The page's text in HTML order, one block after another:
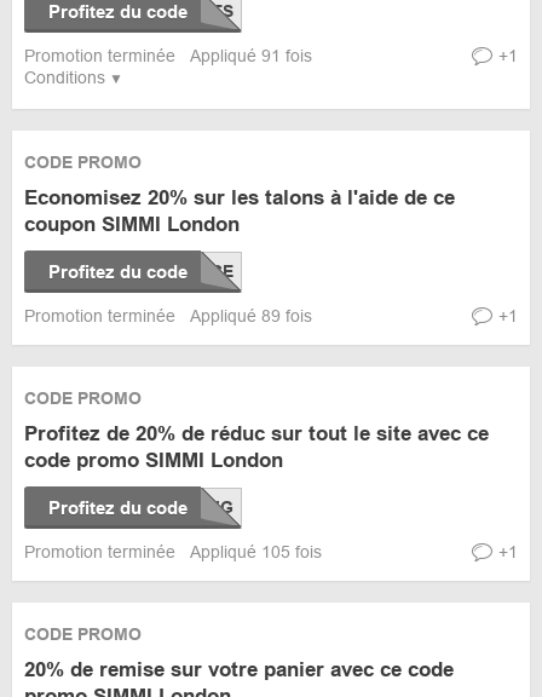
Conditions
Profitez du code
Promotion terminée Appliqué 91 fois +1
CODE PROMO
Economisez 20% sur les talons à l'aide de ce
coupon SIMMI London
Profitez du code
Promotion terminée Appliqué 89 fois +1
CODE PROMO
Profitez de 20% de réduc sur tout le site avec ce
code promo SIMMI London
Profitez du code
Promotion terminée Appliqué 105 fois +1
CODE PROMO
20% de remise sur votre panier avec ce code